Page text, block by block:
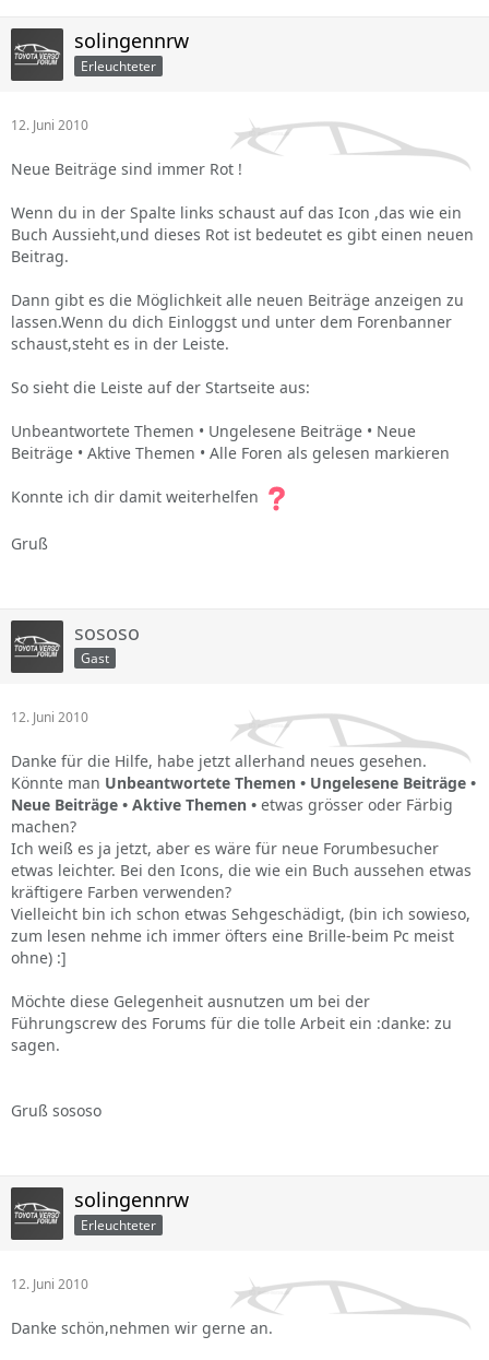
solingennrw
Erleuchteter
12. Juni 2010
Neue Beiträge sind immer Rot !
Wenn du in der Spalte links schaust auf das Icon ,das wie ein
Buch Aussieht,und dieses Rot ist bedeutet es gibt einen neuen
Beitrag.
Dann gibt es die Möglichkeit alle neuen Beiträge anzeigen zu
lassen.Wenn du dich Einloggst und unter dem Forenbanner
schaust,steht es in der Leiste.
So sieht die Leiste auf der Startseite aus:
Unbeantwortete Themen • Ungelesene Beiträge • Neue
Beiträge • Aktive Themen • Alle Foren als gelesen markieren
Konnte ich dir damit weiterhelfen
Gruß
sososo
Gast
12. Juni 2010
Danke für die Hilfe, habe jetzt allerhand neues gesehen.
Könnte man Unbeantwortete Themen • Ungelesene Beiträge •
Neue Beiträge • Aktive Themen • etwas grösser oder Färbig
machen?
Ich weiß es ja jetzt, aber es wäre für neue Forumbesucher
etwas leichter. Bei den Icons, die wie ein Buch aussehen etwas
kräftigere Farben verwenden?
Vielleicht bin ich schon etwas Sehgeschädigt, (bin ich sowieso,
zum lesen nehme ich immer öfters eine Brille-beim Pc meist
ohne) :]
Möchte diese Gelegenheit ausnutzen um bei der
Führungscrew des Forums für die tolle Arbeit ein :danke: zu
sagen.
Gruß sososo
solingennrw
Erleuchteter
12. Juni 2010
Danke schön,nehmen wir gerne an.